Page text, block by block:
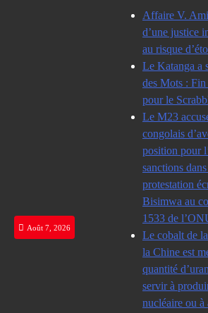
Août 7, 2026
Affaire V.
d’une justice
au risque
Le Katanga a
des Mots :
pour le
Le M23
congolais
position pour
sanctions
protestation
Bisimwa au
1533 de
Le cobalt de
la Chine est
quantité
servir à
nucléaire ou à